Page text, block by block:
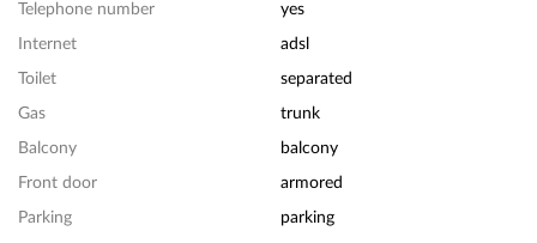
Telephone number yes
Internet adsl
Toilet separated
Gas trunk
Balcony balcony
Front door armored
Parking parking